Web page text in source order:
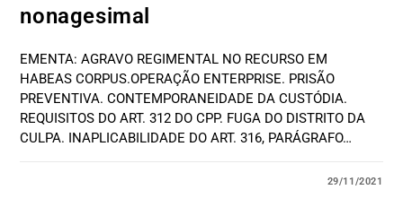
nonagesimal
EMENTA: AGRAVO REGIMENTAL NO RECURSO EM
HABEAS CORPUS.OPERAÇÃO ENTERPRISE. PRISÃO
PREVENTIVA. CONTEMPORANEIDADE DA CUSTÓDIA.
REQUISITOS DO ART. 312 DO CPP. FUGA DO DISTRITO DA
CULPA. INAPLICABILIDADE DO ART. 316, PARÁGRAFO…
29/11/2021